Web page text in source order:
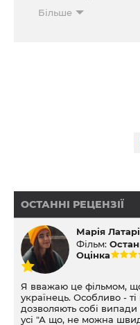
Героїня проходить шлях
Більше
ОСТАННІ РЕЦЕНЗІЇ
Марія
Фільм:
Оцінка
Я вважаю це фільмом,
українець. Особливо -
дозволяють собі випади
усі "А що, не можна